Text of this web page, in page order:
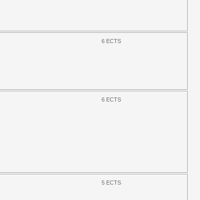
6 ECTS
6 ECTS
5 ECTS